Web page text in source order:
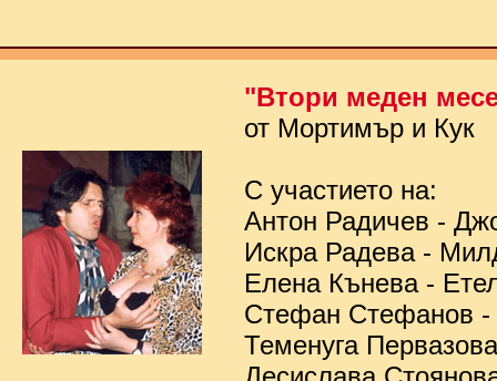
"Втори меден
от Мортимър и Кук
С участието на:
Антон Радичев -
Искра Радева -
Елена Кънева -
Стефан Стефанов
Теменуга